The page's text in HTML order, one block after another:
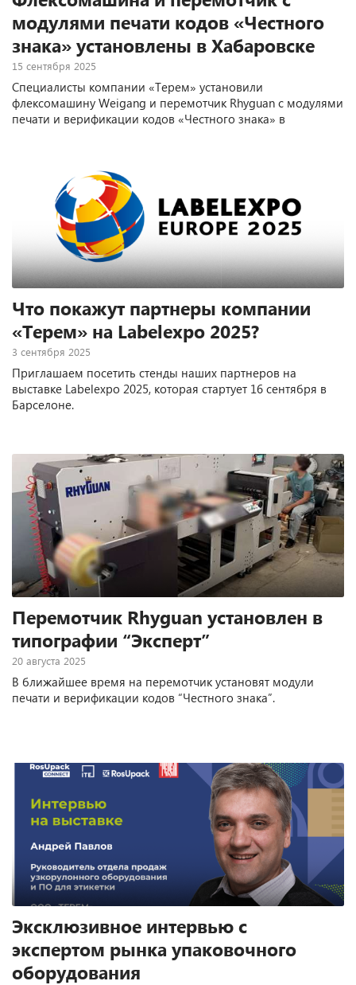
модулями печати кодов «Честного
знака» установлены в Хабаровске
15 сентября 2025
Специалисты компании «Терем» установили
флексомашину Weigang и перемотчик Rhyguan с модулями
печати и верификации кодов «Честного знака» в
Что покажут партнеры компании
«Терем» на Labelexpo 2025?
3 сентября 2025
Приглашаем посетить стенды наших партнеров на
выставке Labelexpo 2025, которая стартует 16 сентября в
Барселоне.
Перемотчик Rhyguan установлен в
типографии “Эксперт”
20 августа 2025
В ближайшее время на перемотчик установят модули
печати и верификации кодов “Честного знака”.
Эксклюзивное интервью с
экспертом рынка упаковочного
оборудования